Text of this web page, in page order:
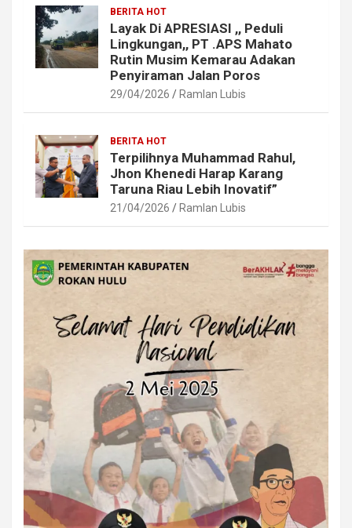
BERITA HOT
Layak Di APRESIASI ,, Peduli
Lingkungan,, PT .APS Mahato
Rutin Musim Kemarau Adakan
Penyiraman Jalan Poros
29/04/2026 Ramlan Lubis
BERITA HOT
Terpilihnya Muhammad Rahul,
Jhon Khenedi Harap Karang
Taruna Riau Lebih Inovatif”
21/04/2026 Ramlan Lubis